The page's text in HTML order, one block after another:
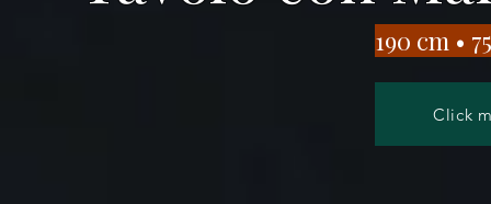
​190 cm •
Click